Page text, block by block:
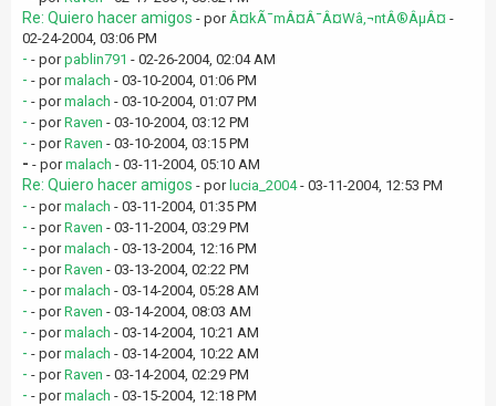
Re: Quiero hacer amigos - porÂ¤kÃ¯mÂ¤Â¯Â¤Wâ‚¬ntÂ®ÂµÂ¤ -
02-24-2004, 03:06 PM
- - porpablin791 - 02-26-2004, 02:04 AM
- - pormalach - 03-10-2004, 01:06 PM
- - pormalach - 03-10-2004, 01:07 PM
- - porRaven - 03-10-2004, 03:12 PM
- - porRaven - 03-10-2004, 03:15 PM
- - pormalach - 03-11-2004, 05:10 AM
Re: Quiero hacer amigos - por lucia_2004- 03-11-2004, 12:53 PM
- - pormalach - 03-11-2004, 01:35 PM
- - porRaven - 03-11-2004, 03:29 PM
- - pormalach - 03-13-2004, 12:16 PM
- - porRaven - 03-13-2004, 02:22 PM
- - pormalach - 03-14-2004, 05:28 AM
- - porRaven - 03-14-2004, 08:03 AM
- - pormalach - 03-14-2004, 10:21 AM
- - pormalach - 03-14-2004, 10:22 AM
- - porRaven - 03-14-2004, 02:29 PM
- - pormalach - 03-15-2004, 12:18 PM